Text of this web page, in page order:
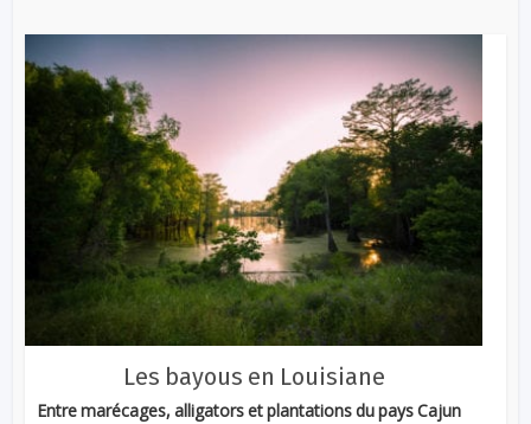
Les bayous en Louisiane
Entre marécages, alligators et plantations du pays Cajun